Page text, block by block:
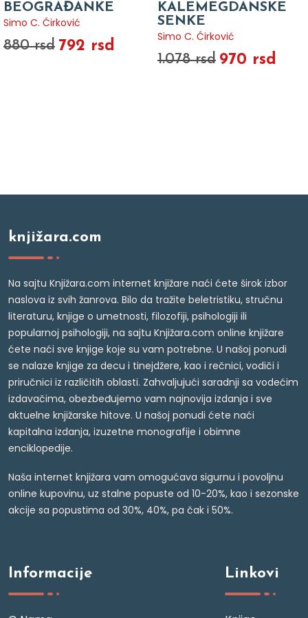
BEOGRAĐANKE
Simo C. Ćirković
880 rsd 792 rsd
KALEMEGDANSKE
SENKE
Simo C. Ćirković
1.078 rsd 970 rsd
knjižara.com
Na sajtu Knjižara.com internet knjižare naći ćete širok izbor
naslova iz svih žanrova. Bilo da tražite beletristiku, stručnu
literaturu, knjige o umetnosti, filozofiji, psihologiji ili
popularnoj psihologiji, na sajtu Knjižara.com online knjižare
ćete naći sve knjige koje su vam potrebne. U našoj ponudi
se nalaze knjige za decu i tinejdžere, kao i rečnici, vodiči i
priručnici iz različitih oblasti. Zahvaljujući saradnji sa vodećim
izdavačima, obezbeđujemo vam najnovija izdanja i sve
aktuelne knjižarske hitove. U našoj ponudi ćete naći
kapitalna izdanja, izuzetne monografije i obimne
enciklopedije.
Naša internet knjižara vam omogućava sigurnu i povoljnu
online kupovinu, uz stalne popuste od 10-20%, kao i sezonske
akcije sa popustima od 30%, 40%, pa čak i 50%.
Informacije Linkovi